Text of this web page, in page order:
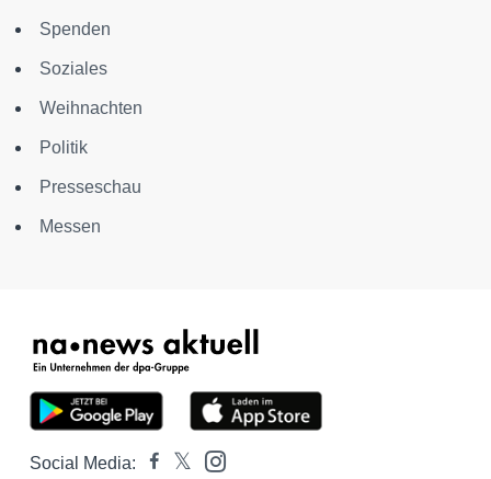
Spenden
Soziales
Weihnachten
Politik
Presseschau
Messen
Social Media: